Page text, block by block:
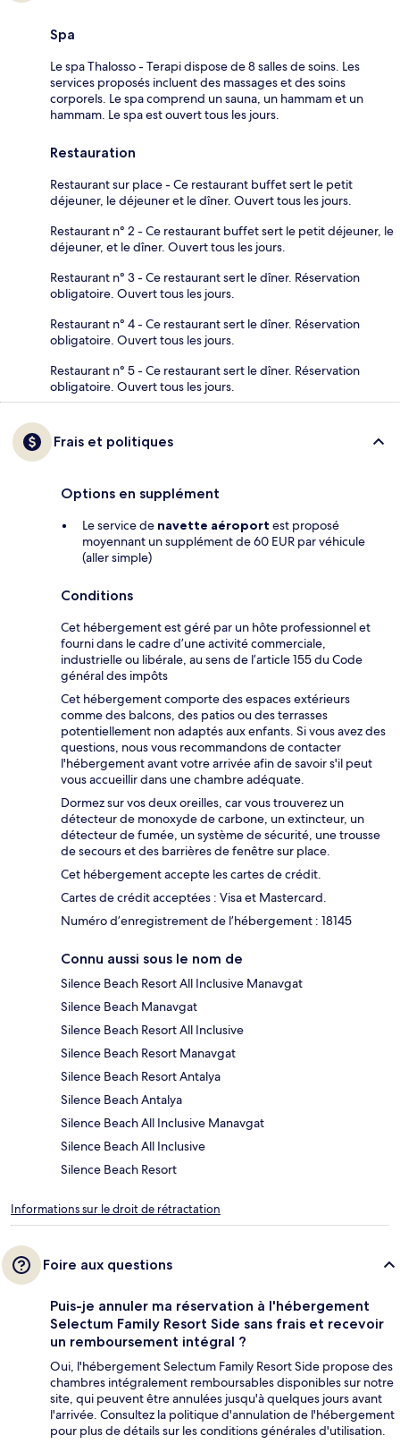
Spa
Le spa Thalosso - Terapi dispose de 8 salles de soins. Les
services proposés incluent des massages et des soins
corporels. Le spa comprend un sauna, un hammam et un
hammam. Le spa est ouvert tous les jours.
Restauration
Restaurant sur place - Ce restaurant buffet sert le petit
déjeuner, le déjeuner et le dîner. Ouvert tous les jours.
Restaurant n° 2 - Ce restaurant buffet sert le petit déjeuner, le
déjeuner, et le dîner. Ouvert tous les jours.
Restaurant n° 3 - Ce restaurant sert le dîner. Réservation
obligatoire. Ouvert tous les jours.
Restaurant n° 4 - Ce restaurant sert le dîner. Réservation
obligatoire. Ouvert tous les jours.
Restaurant n° 5 - Ce restaurant sert le dîner. Réservation
obligatoire. Ouvert tous les jours.
Frais et politiques
Options en supplément
Le service de navette aéroport est proposé
moyennant un supplément de 60 EUR par véhicule
(aller simple)
Conditions
Cet hébergement est géré par un hôte professionnel et
fourni dans le cadre d’une activité commerciale,
industrielle ou libérale, au sens de l’article 155 du Code
général des impôts
Cet hébergement comporte des espaces extérieurs
comme des balcons, des patios ou des terrasses
potentiellement non adaptés aux enfants. Si vous avez des
questions, nous vous recommandons de contacter
l'hébergement avant votre arrivée afin de savoir s'il peut
vous accueillir dans une chambre adéquate.
Dormez sur vos deux oreilles, car vous trouverez un
détecteur de monoxyde de carbone, un extincteur, un
détecteur de fumée, un système de sécurité, une trousse
de secours et des barrières de fenêtre sur place.
Cet hébergement accepte les cartes de crédit.
Cartes de crédit acceptées : Visa et Mastercard.
Numéro d’enregistrement de l’hébergement : 18145
Connu aussi sous le nom de
Silence Beach Resort All Inclusive Manavgat
Silence Beach Manavgat
Silence Beach Resort All Inclusive
Silence Beach Resort Manavgat
Silence Beach Resort Antalya
Silence Beach Antalya
Silence Beach All Inclusive Manavgat
Silence Beach All Inclusive
Silence Beach Resort
Informations sur le droit de rétractation
Foire aux questions
Puis-je annuler ma réservation à l'hébergement
Selectum Family Resort Side sans frais et recevoir
un remboursement intégral ?
Oui, l'hébergement Selectum Family Resort Side propose des
chambres intégralement remboursables disponibles sur notre
site, qui peuvent être annulées jusqu'à quelques jours avant
l'arrivée. Consultez la politique d'annulation de l'hébergement
pour plus de détails sur les conditions générales d'utilisation.